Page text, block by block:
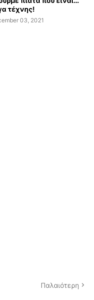
τέχνης!
03, 2021
Παλαιότερη